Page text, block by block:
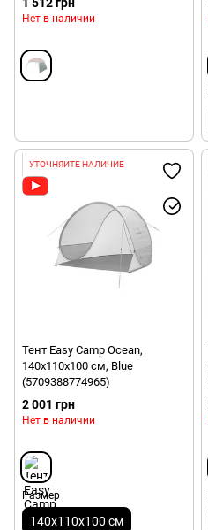
1 512 грн
Нет в наличии
УТОЧНЯЙТЕ НАЛИЧИЕ
Тент Easy Camp Ocean,
140х110х100 см, Blue
(5709388774965)
2 001 грн
Нет в наличии
Размер
140х110х100 см